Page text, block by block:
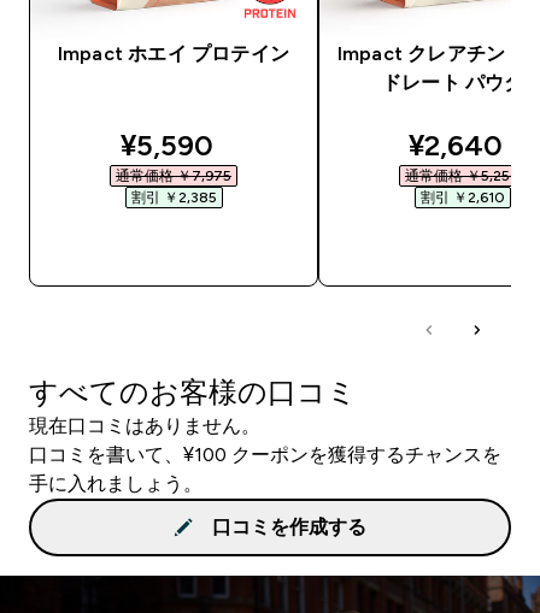
Impact ホエイ プロテイン
discounted price
¥5,590‎
通常価格 ￥7,975‎
割引 ￥2,385‎
Impact クレアチン モ
ドレート パウダ
¥2,640‎
通常価格 ￥5,250‎
割引 ￥2,610‎
すべてのお客様の口コミ
現在口コミはありません。
口コミを書いて、¥100 クーポンを獲得するチャンスを
手に入れましょう。
口コミを作成する